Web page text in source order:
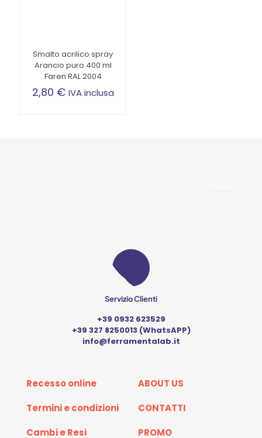
Smalto acrilico spray
Arancio puro 400 ml
Faren RAL 2004
2,80 € IVA inclusa
Servizio Clienti
+39 0932 623529
+39 327 8250013 (WhatsAPP)
info@ferramentalab.it
Recesso online
Termini e condizioni
Cambi e Resi
ABOUT US
CONTATTI
PROMO